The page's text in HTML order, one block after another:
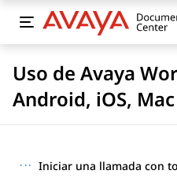
Uso de Avaya
Android, iOS,
···